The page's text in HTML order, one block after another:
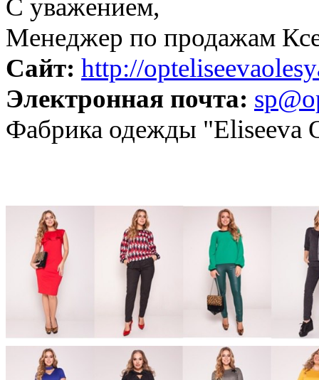
С уважением,
Менеджер по продажам
Сайт: http://
Электронная почта:
Фабрика одежды "Eliseeva